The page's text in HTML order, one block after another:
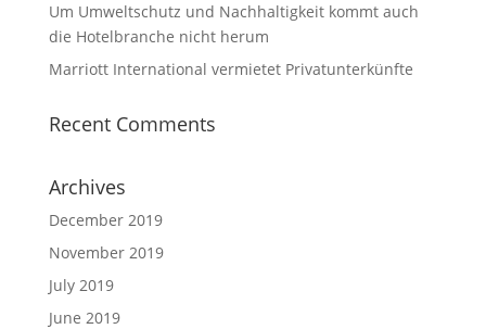
Um Umweltschutz und Nachhaltigkeit kommt auch
die Hotelbranche nicht herum⁩
Marriott International vermietet Privatunterkünfte
Recent Comments
Archives
December 2019
November 2019
July 2019
June 2019